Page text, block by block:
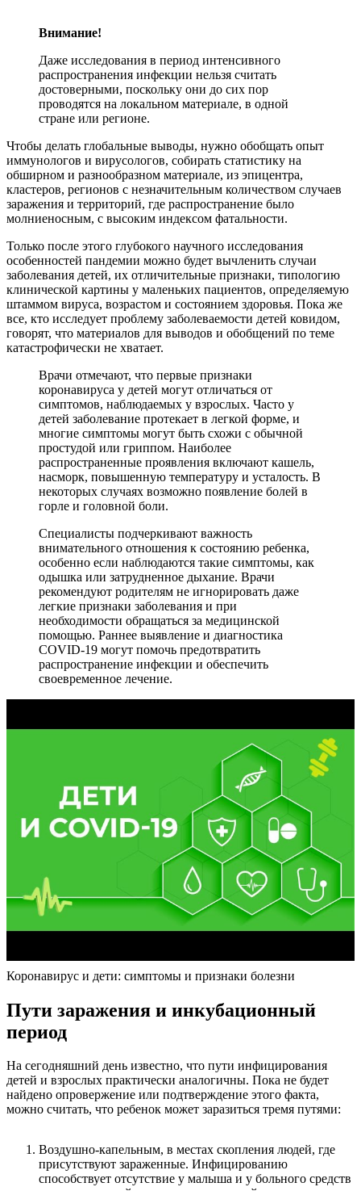
Внимание!
Даже исследования в период интенсивного
распространения инфекции нельзя считать
достоверными, поскольку они до сих пор
проводятся на локальном материале, в одной
стране или регионе.
Чтобы делать глобальные выводы, нужно обобщать опыт
иммунологов и вирусологов, собирать статистику на
обширном и разнообразном материале, из эпицентра,
кластеров, регионов с незначительным количеством случаев
заражения и территорий, где распространение было
молниеносным, с высоким индексом фатальности.
Только после этого глубокого научного исследования
особенностей пандемии можно будет вычленить случаи
заболевания детей, их отличительные признаки, типологию
клинической картины у маленьких пациентов, определяемую
штаммом вируса, возрастом и состоянием здоровья. Пока же
все, кто исследует проблему заболеваемости детей ковидом,
говорят, что материалов для выводов и обобщений по теме
катастрофически не хватает.
Врачи отмечают, что первые признаки
коронавируса у детей могут отличаться от
симптомов, наблюдаемых у взрослых. Часто у
детей заболевание протекает в легкой форме, и
многие симптомы могут быть схожи с обычной
простудой или гриппом. Наиболее
распространенные проявления включают кашель,
насморк, повышенную температуру и усталость. В
некоторых случаях возможно появление болей в
горле и головной боли.
Специалисты подчеркивают важность
внимательного отношения к состоянию ребенка,
особенно если наблюдаются такие симптомы, как
одышка или затрудненное дыхание. Врачи
рекомендуют родителям не игнорировать даже
легкие признаки заболевания и при
необходимости обращаться за медицинской
помощью. Раннее выявление и диагностика
COVID-19 могут помочь предотвратить
распространение инфекции и обеспечить
своевременное лечение.
Коронавирус и дети: симптомы и признаки болезни
Пути заражения и инкубационный
период
На сегодняшний день известно, что пути инфицирования
детей и взрослых практически аналогичны. Пока не будет
найдено опровержение или подтверждение этого факта,
можно считать, что ребенок может заразиться тремя путями:
Воздушно-капельным, в местах скопления людей, где
присутствуют зараженные. Инфицированию
способствует отсутствие у малыша и у больного средств